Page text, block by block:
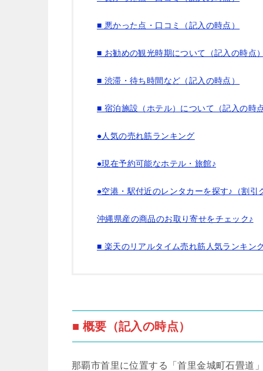
■ 悪かった点・口コミ（記入の時点）
■ お勧めの観光時期について（記入の時点
■ 渋滞・待ち時間など（記入の時点）
■ 宿泊施設（ホテル）について（記入の時
●人気の売れ筋ランキング
●現在予約可能なホテル・旅館♪
●空港・駅付近のレンタカーを探す♪（割引
沖縄県産の商品のお取り寄せをチェック♪
■ 楽天のリアルタイム売れ筋人気ランキン
■ 概要（記入の時点）
那覇市首里に位置する「首里金城町石畳道